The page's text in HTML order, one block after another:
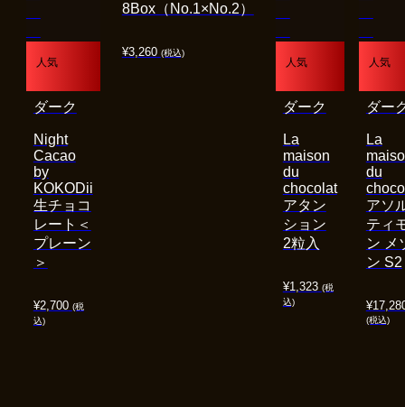
人気
¥2,700 (税
込)
Night
Cacao
by
KOKODii
生チョコ
レート＜
プレーン
＞
ダーク
¥3,260 (税込)
8Box（No.1×No.2）
人気
¥1,323 (税
込)
La
maison
du
chocolat
アタン
ション
2粒入
ダーク
人気
¥
(税込)
La
du
アソ
ティ
ン メ
ン S2
ダー